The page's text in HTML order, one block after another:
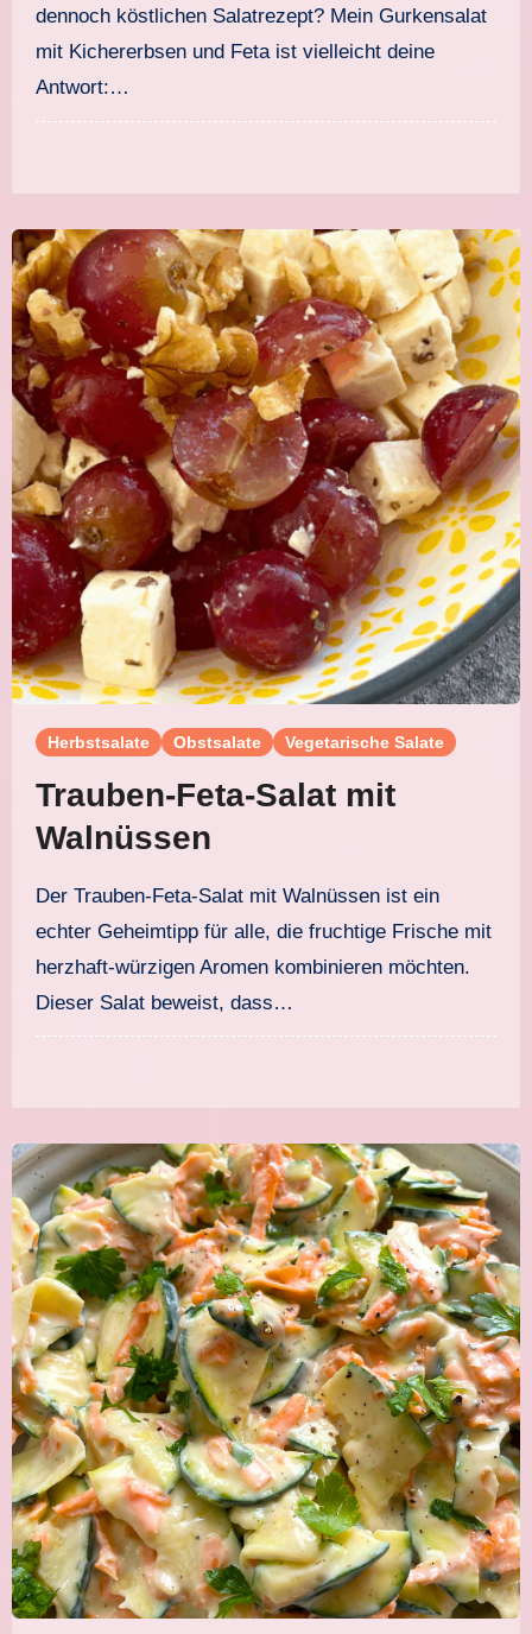
dennoch köstlichen Salatrezept? Mein Gurkensalat
mit Kichererbsen und Feta ist vielleicht deine
Antwort:…
Herbstsalate Obstsalate Vegetarische Salate
Trauben-Feta-Salat mit
Walnüssen
Der Trauben-Feta-Salat mit Walnüssen ist ein
echter Geheimtipp für alle, die fruchtige Frische mit
herzhaft-würzigen Aromen kombinieren möchten.
Dieser Salat beweist, dass…